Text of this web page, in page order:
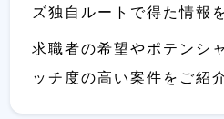
ズ独自ルートで得た情報
求職者の希望やポテンシ
ッチ度の高い案件をご紹